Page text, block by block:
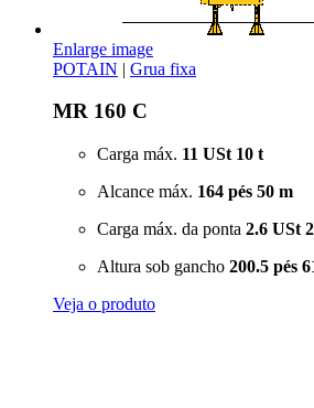
Enlarge image
POTAIN | Grua fixa
MR 160 C
Carga máx. 11 USt 10 t
Alcance máx. 164 pés 50 m
Carga máx. da ponta 2.6 USt
Altura sob gancho 200.5 pés
Veja o produto